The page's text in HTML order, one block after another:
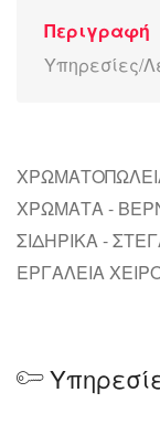
Περιγραφή
Υπηρεσίες/
ΧΡΩΜΑΤΑ -
ΣΙΔΗΡΙΚΑ -
ΕΡΓΑΛΕΙΑ